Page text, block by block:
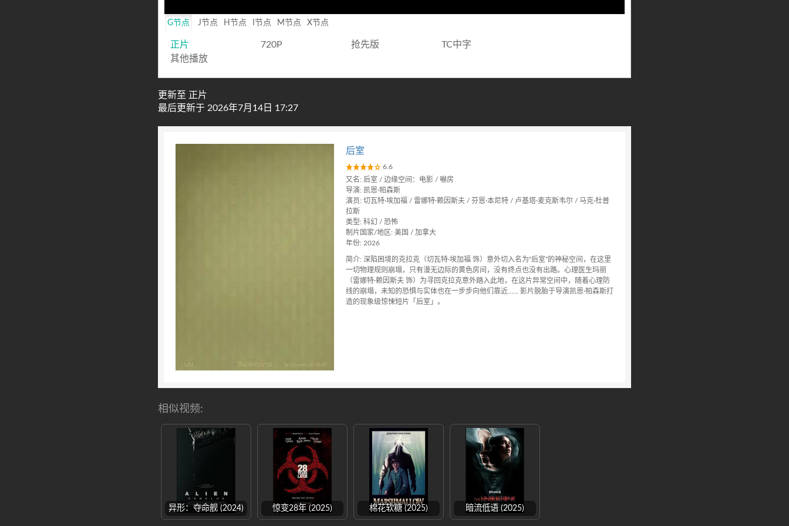
Rate
G节点 J节点 H节点 I节点 M节点 X节点
正片 720P 抢先版
TC中字
其他播放
更新至 正片
最后更新于 2026年7月14日 17:27
后室
6.6
又名: 后室 / 边缘空间：电影 / 嚇房
导演: 凯恩·帕森斯
演员: 切瓦特·埃加福 / 雷娜特·赖因斯夫 / 芬恩·本尼特 / 卢基塔·麦克斯韦尔 / 马克·杜普
拉斯
类型: 科幻 / 恐怖
制片国家/地区: 美国 / 加拿大
年份: 2026
简介: 深陷困境的克拉克（切瓦特·埃加福 饰）意外切入名为“后室”的神秘空间，在这里
一切物理规则崩塌，只有漫无边际的黄色房间，没有终点也没有出路。心理医生玛丽
（雷娜特·赖因斯夫 饰）为寻回克拉克意外踏入此地，在这片异常空间中，随着心理防
线的崩塌，未知的恐惧与实体也在一步步向他们靠近…… 影片脱胎于导演凯恩·帕森斯打
造的现象级惊悚短片「后室」。
相似视频:
异形：夺命舰 (2024) 惊变28年 (2025) 棉花软糖 (2025) 暗流低语 (2025)